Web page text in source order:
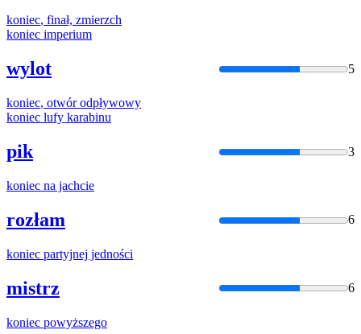
koniec, finał, zmierzch
koniec imperium
wylot 5
koniec, otwór odpływowy
koniec lufy karabinu
pik 3
koniec na jachcie
rozłam 6
koniec partyjnej jedności
mistrz 6
koniec powyższego